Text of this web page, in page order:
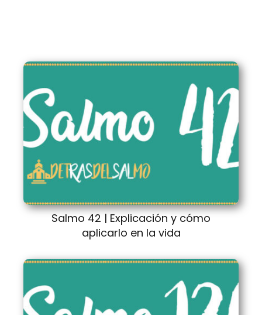
Salmo 42 | Explicación y cómo
aplicarlo en la vida